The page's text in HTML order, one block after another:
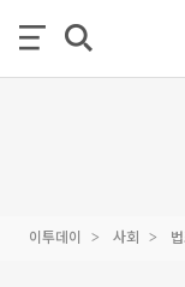
이투데이 사회